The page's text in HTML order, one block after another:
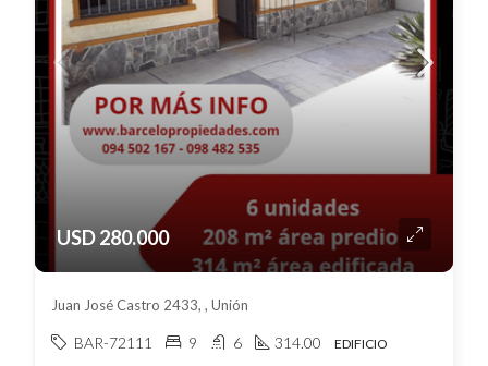
USD 280.000
Juan José Castro 2433, , Unión
BAR-72111 9 6 314.00 EDIFICIO